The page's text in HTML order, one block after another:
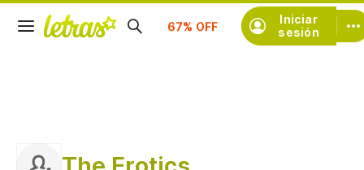
Iniciar
sesión
Suscríbete